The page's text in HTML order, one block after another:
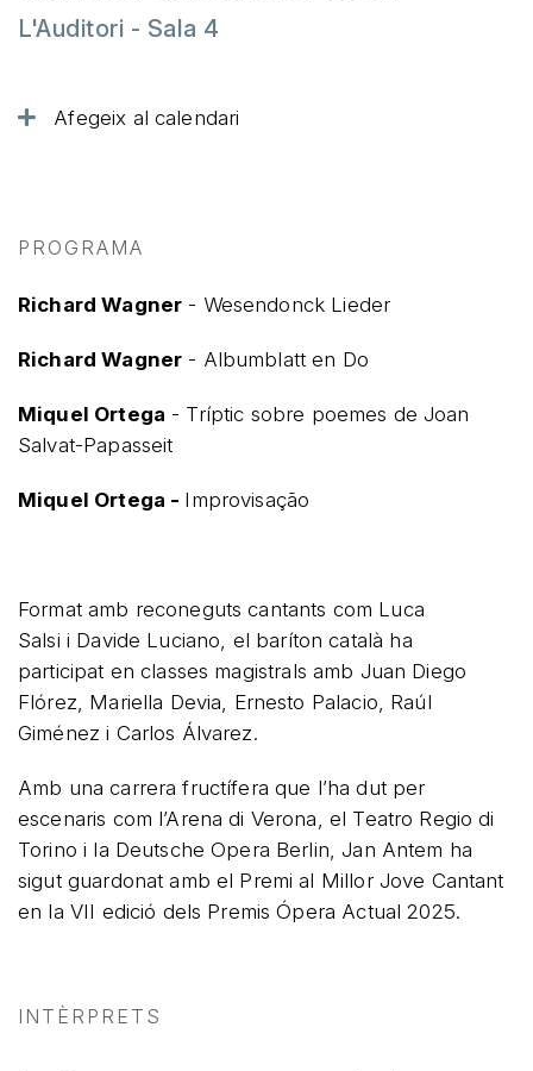
L'Auditori - Sala 4
Afegeix al calendari
PROGRAMA
Richard Wagner - Wesendonck Lieder
Richard Wagner - Albumblatt en Do
Miquel Ortega - Tríptic sobre poemes de Joan
Salvat-Papasseit
Miquel Ortega - Improvisação
Format amb reconeguts cantants com Luca
Salsi i Davide Luciano, el baríton català ha
participat en classes magistrals amb Juan Diego
Flórez, Mariella Devia, Ernesto Palacio, Raúl
Giménez i Carlos Álvarez.
Amb una carrera fructífera que l’ha dut per
escenaris com l’Arena di Verona, el Teatro Regio di
Torino i la Deutsche Opera Berlin, Jan Antem ha
sigut guardonat amb el Premi al Millor Jove Cantant
en la VII edició dels Premis Ópera Actual 2025.
INTÈRPRETS